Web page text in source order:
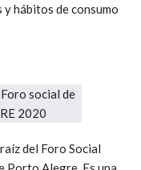
hábitos de consumo
del Foro Social